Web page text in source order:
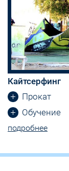
Кайтсерфинг
Прокат
Обучение
подробнее